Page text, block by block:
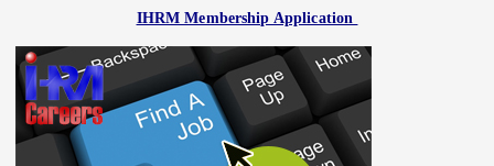
IHRM Membership Application